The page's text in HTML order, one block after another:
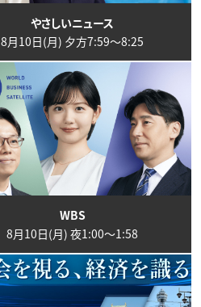
やさしいニュース
8月10日(月) 夕方7:59〜8:25
WBS
8月10日(月) 夜1:00〜1:58